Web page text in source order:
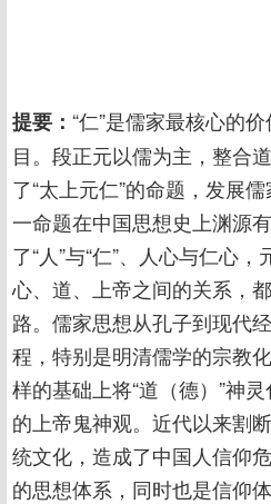
提要： “仁”是儒家最核心的
目。段正元以儒为主，整合
了“太上元仁”的命题，发展
一命题在中国思想史上渊源
了“人”与“仁”、人心与仁心
心、道、上帝之间的关系，
路。儒家思想从孔子到现代
程，特别是明清儒学的宗教
样的基础上将“道（德）”神
的上帝鬼神观。近代以来割
统文化，造成了中国人信仰
的思想体系，同时也是信仰